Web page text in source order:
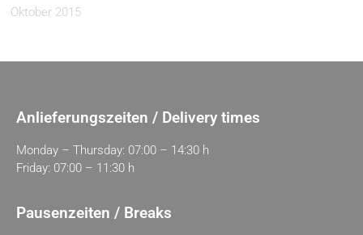
Oktober 2015
Anlieferungszeiten / Delivery times
Monday – Thursday: 07:00 – 14:30 h
Friday: 07:00 – 11:30 h
Pausenzeiten / Breaks